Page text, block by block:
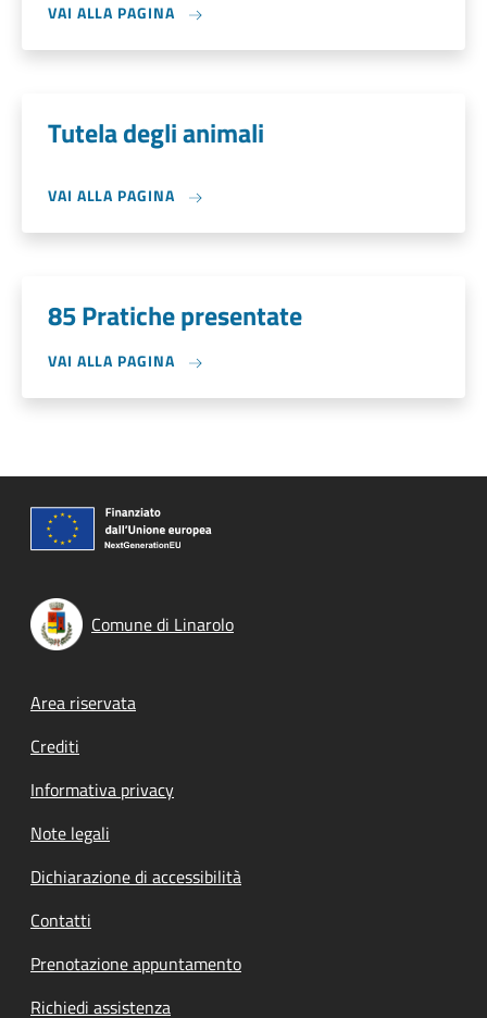
VAI ALLA PAGINA
Tutela degli animali
VAI ALLA PAGINA
85 Pratiche presentate
VAI ALLA PAGINA
Comune di Linarolo
Footer menu
Area riservata
Crediti
Informativa privacy
Note legali
Dichiarazione di accessibilità
Contatti
Prenotazione appuntamento
Richiedi assistenza